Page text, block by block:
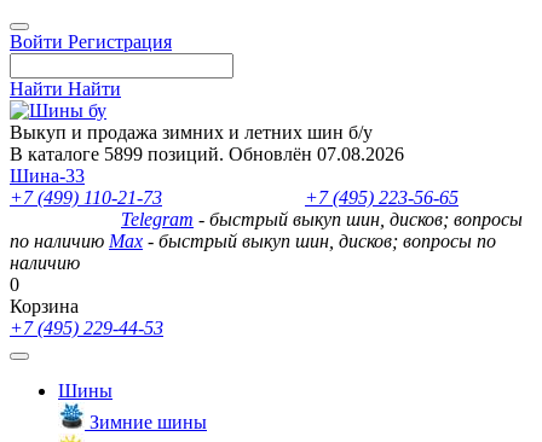
Войти Регистрация
Найти Найти
Выкуп и продажа зимних и летних шин б/у
В каталоге 5899 позиций. Обновлён 07.08.2026
Шина-33
+7 (499) 110-21-73
+7 (495) 223-56-65
Telegram - быстрый выкуп шин, дисков; вопросы
по наличию Max - быстрый выкуп шин, дисков; вопросы по
наличию
0
Корзина
+7 (495) 229-44-53
Шины
Зимние шины